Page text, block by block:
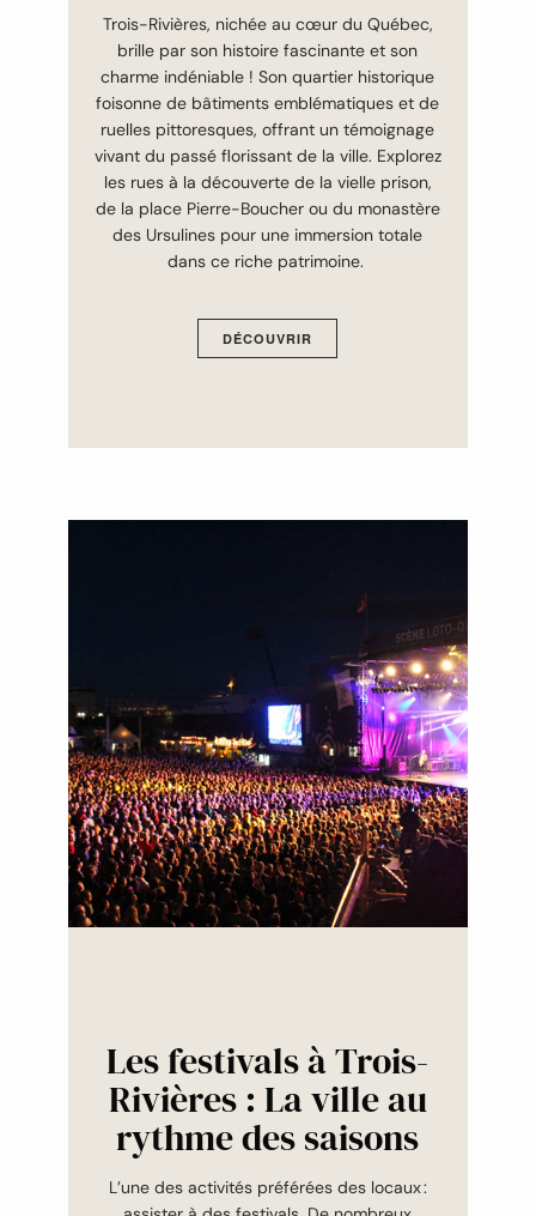
Trois-Rivières, nichée au cœur du Québec,
brille par son histoire fascinante et son
charme indéniable ! Son quartier historique
foisonne de bâtiments emblématiques et de
ruelles pittoresques, offrant un témoignage
vivant du passé florissant de la ville. Explorez
les rues à la découverte de la vielle prison,
de la place Pierre-Boucher ou du monastère
des Ursulines pour une immersion totale
dans ce riche patrimoine.
DÉCOUVRIR
Les festivals à Trois-
Rivières : La ville au
rythme des saisons
L’une des activités préférées des locaux :